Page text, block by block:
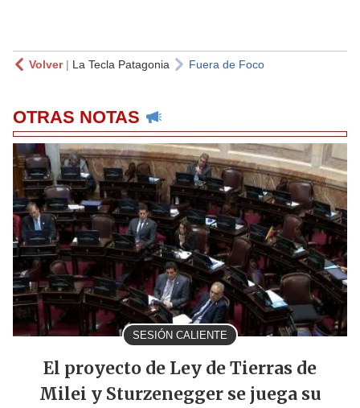
Volver| La Tecla Patagonia Fuera de Foco
OTRAS NOTAS
SESIÓN CALIENTE
El proyecto de Ley de Tierras de
Milei y Sturzenegger se juega su